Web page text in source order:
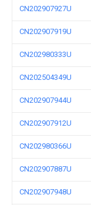
CN202907927U
CN202907919U
CN202980333U
CN202504349U
CN202907944U
CN202907912U
CN202980366U
CN202907887U
CN202907948U